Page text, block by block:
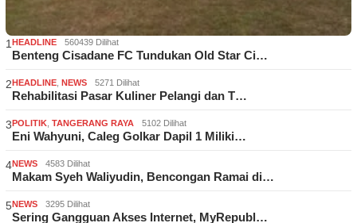
1 HEADLINE 560439 Dilihat
Benteng Cisadane FC Tundukan Old Star Ci…
2HEADLINE NEWS 5271 Dilihat
Rehabilitasi Pasar Kuliner Pelangi dan T…
3POLITIK TANGERANG RAYA 5102 Dilihat
Eni Wahyuni, Caleg Golkar Dapil 1 Miliki…
4NEWS 4583 Dilihat
Makam Syeh Waliyudin, Bencongan Ramai di…
5NEWS 3295 Dilihat
Sering Gangguan Akses Internet, MyRepubl…